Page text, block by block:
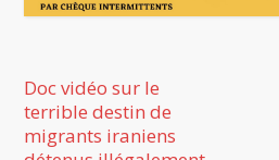
Doc vidéo sur le
terrible destin de
migrants iraniens